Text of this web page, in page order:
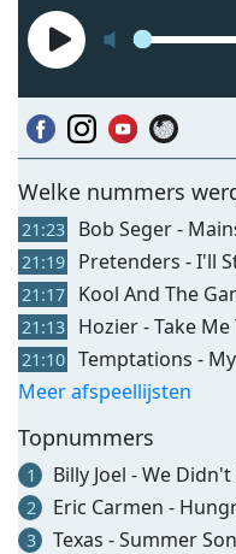
Welke nummers
21:23 Bob Seger -
21:19 Pretenders - I'll
21:17 Kool And The
21:13 Hozier - Take
21:10
Temptations -
Meer afspeellijsten
Topnummers
1 Billy Joel - We
2 Eric Carmen -
3 Texas - Summer Son